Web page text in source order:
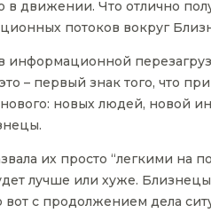
движении. Что отлично
потоков вокруг
информационной
– первый знак того, что
новых людей, новой
их просто “легкими на
лучше или хуже.
с продолжением дела